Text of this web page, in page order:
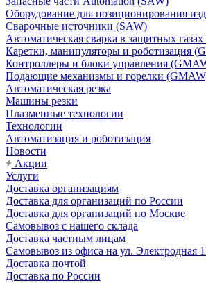
Оборудование для позиционирования
Сварочные источники (SAW)
Автоматическая сварка в защитных
Каретки, манипуляторы и роботизация
Контроллеры и блоки управления
Подающие механизмы и горелки
Автоматическая резка
Машины резки
Плазменные технологии
Технологии
Автоматизация и роботизация
Новости
Акции
Услуги
Доставка организациям
Доставка для организаций по России
Доставка для организаций по Москве
Самовывоз с нашего склада
Доставка частным лицам
Самовывоз из офиса на ул. Электродная
Доставка почтой
Доставка по России